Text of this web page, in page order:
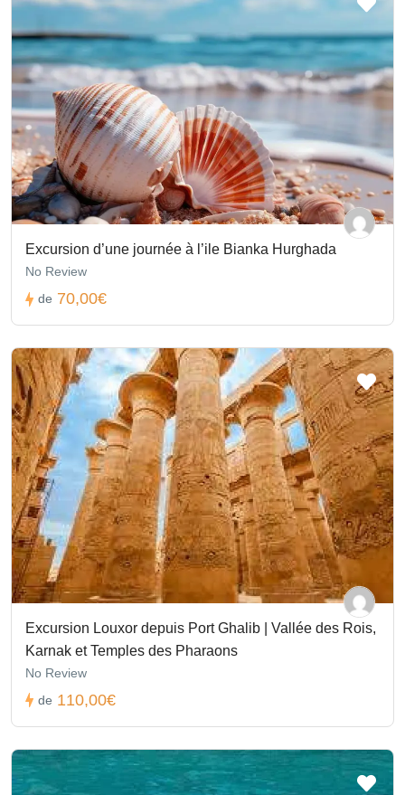
Excursion d’une journée à l’ile Bianka Hurghada
No Review
de 70,00€
Excursion Louxor depuis Port Ghalib | Vallée des Rois,
Karnak et Temples des Pharaons
No Review
de 110,00€